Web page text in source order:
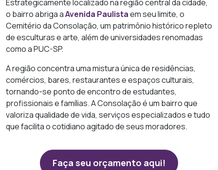
Estrategicamente localizado na região central da cidade,
o bairro abriga aAvenida Paulistaem seu limite, o
Cemitério da Consolação, um patrimônio histórico repleto
de esculturas e arte, além de universidades renomadas
como a PUC-SP.
A região concentra uma mistura única de residências,
comércios, bares, restaurantes e espaços culturais,
tornando-se ponto de encontro de estudantes,
profissionais e famílias. A Consolação é um bairro que
valoriza qualidade de vida, serviços especializados e tudo
que facilita o cotidiano agitado de seus moradores.
Faça seu orçamento aqui!